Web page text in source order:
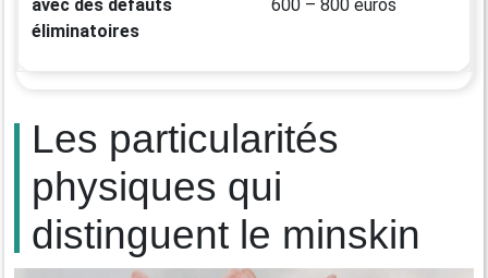
avec des défauts
éliminatoires
600 – 800 euros
Les particularités
physiques qui
distinguent le minskin